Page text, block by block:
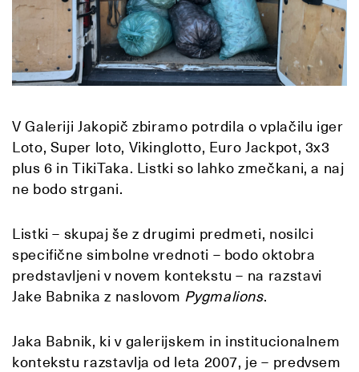
V Galeriji Jakopič zbiramo potrdila o vplačilu iger
Loto, Super loto, Vikinglotto, Euro Jackpot, 3x3
plus 6 in TikiTaka. Listki so lahko zmečkani, a naj
ne bodo strgani.
Listki – skupaj še z drugimi predmeti, nosilci
specifične simbolne vrednoti – bodo oktobra
predstavljeni v novem kontekstu – na razstavi
Jake Babnika z naslovom Pygmalions.
Jaka Babnik, ki v galerijskem in institucionalnem
kontekstu razstavlja od leta 2007, je – predvsem